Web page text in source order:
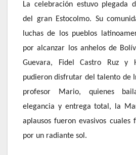
La celebración estuvo plegada
del gran Estocolmo. Su
luchas de los pueblos
por alcanzar los anhelos de
Guevara, Fidel Castro Ruz y
pudieron disfrutar del talento de
profesor Mario, quienes
elegancia y entrega total, la
aplausos fueron evasivos cuales
por un radiante sol.